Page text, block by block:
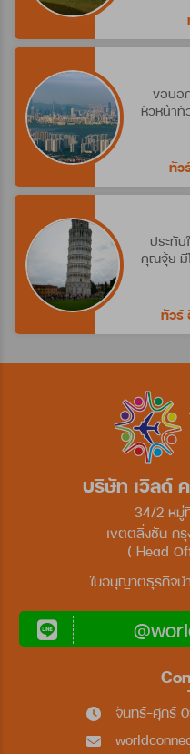
ขอบอ
หัวหน้าทั
ทัว
ประทับ
คุณจุ้ย มี
ทัวร์
บริษัท เวิลด์
34/2 หมู่
เขตตลิ่งชัน ก
( Head
ใบอนุญาตธุรกิจน
จันทร์-ศุกร์